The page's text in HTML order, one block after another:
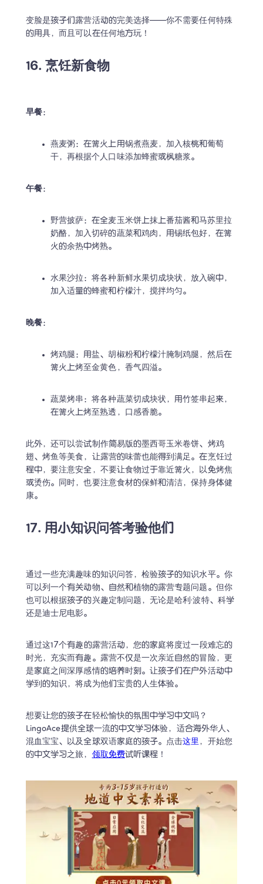
变脸是孩子们露营活动的完美选择——你不需要任何特殊
的用具，而且可以在任何地方玩！
16. 烹饪新食物
早餐：
燕麦粥：在篝火上用锅煮燕麦，加入核桃和葡萄
干，再根据个人口味添加蜂蜜或枫糖浆。
午餐：
野营披萨：在全麦玉米饼上抹上番茄酱和马苏里拉
奶酪，加入切碎的蔬菜和鸡肉，用锡纸包好，在篝
火的余热中烤熟。
水果沙拉：将各种新鲜水果切成块状，放入碗中，
加入适量的蜂蜜和柠檬汁，搅拌均匀。
晚餐：
烤鸡腿：用盐、胡椒粉和柠檬汁腌制鸡腿，然后在
篝火上烤至金黄色，香气四溢。
蔬菜烤串：将各种蔬菜切成块状，用竹签串起来，
在篝火上烤至熟透，口感香脆。
此外，还可以尝试制作简易版的墨西哥玉米卷饼、烤鸡
翅、烤鱼等美食，让露营的味蕾也能得到满足。在烹饪过
程中，要注意安全，不要让食物过于靠近篝火，以免烤焦
或烫伤。同时，也要注意食材的保鲜和清洁，保持身体健
康。
17. 用小知识问答考验他们
通过一些充满趣味的知识问答，检验孩子的知识水平。你
可以列一个有关动物、自然和植物的露营专题问题。但你
也可以根据孩子的兴趣定制问题，无论是哈利·波特、科学
还是迪士尼电影。
通过这17个有趣的露营活动，您的家庭将度过一段难忘的
时光，充实而有趣。露营不仅是一次亲近自然的冒险，更
是家庭之间深厚感情的培养时刻。让孩子们在户外活动中
学到的知识，将成为他们宝贵的人生体验。
想要让您的孩子在轻松愉快的氛围中学习中文吗？
LingoAce提供全球一流的中文学习体验，适合海外华人、
混血宝宝、以及全球双语家庭的孩子。点击这里，开始您
的中文学习之旅， 领取免费试听课程！